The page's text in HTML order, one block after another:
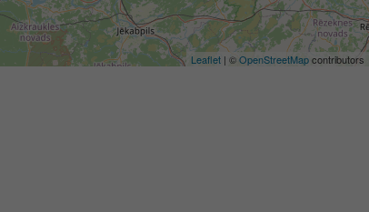
Leaflet | ©OpenStreetMapcontributors